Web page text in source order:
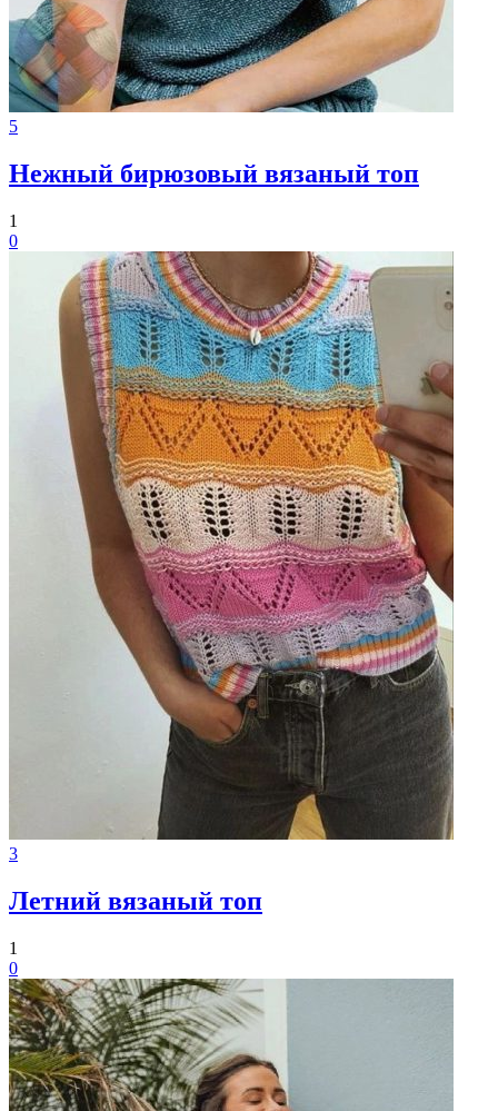
5
Нежный бирюзовый вязаный топ
1
0
3
Летний вязаный топ
1
0